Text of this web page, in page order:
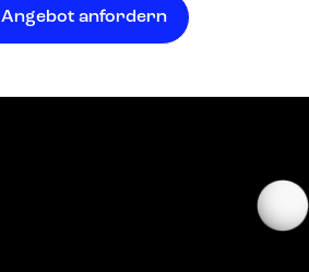
Angebot anfordern